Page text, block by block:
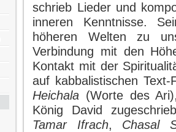
schrieb Lieder und
inneren Kenntnisse.
höheren Welten zu
Verbindung mit den
Kontakt mit der
auf kabbalistischen
Heichala (Worte des
König David
Tamar Ifrach, Chasal